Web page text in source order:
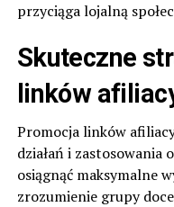
przyciąga lojalną
Skuteczne
linków
Promocja linków
działań i zastosowania
osiągnąć maksymalne
zrozumienie grupy